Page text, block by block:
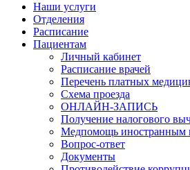
Наши услуги
Отделения
Расписание
Пациентам
Личный кабинет
Расписание врачей
Перечень платных
Схема проезда
ОНЛАЙН-ЗАПИСЬ
Получение налогового
Медпомощь иностранным
Вопрос-ответ
Документы